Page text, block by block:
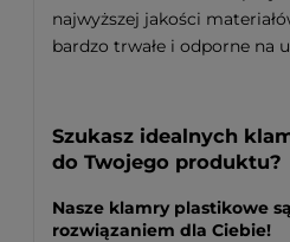
najwyższej jakości
bardzo trwałe i odporne na
Szukasz idealnych
do Twojego produktu?
Nasze klamry plastikowe
rozwiązaniem dla Ciebie!